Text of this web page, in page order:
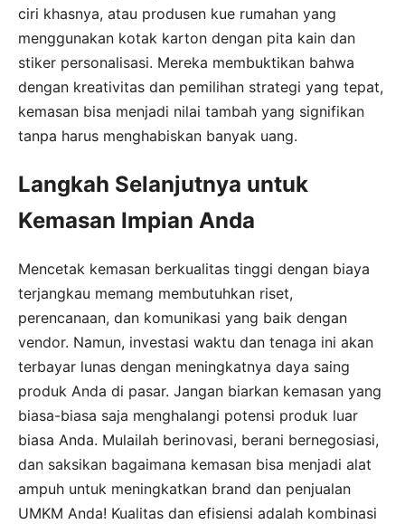
ciri khasnya, atau produsen kue rumahan yang
menggunakan kotak karton dengan pita kain dan
stiker personalisasi. Mereka membuktikan bahwa
dengan kreativitas dan pemilihan strategi yang tepat,
kemasan bisa menjadi nilai tambah yang signifikan
tanpa harus menghabiskan banyak uang.
Langkah Selanjutnya untuk
Kemasan Impian Anda
Mencetak kemasan berkualitas tinggi dengan biaya
terjangkau memang membutuhkan riset,
perencanaan, dan komunikasi yang baik dengan
vendor. Namun, investasi waktu dan tenaga ini akan
terbayar lunas dengan meningkatnya daya saing
produk Anda di pasar. Jangan biarkan kemasan yang
biasa-biasa saja menghalangi potensi produk luar
biasa Anda. Mulailah berinovasi, berani bernegosiasi,
dan saksikan bagaimana kemasan bisa menjadi alat
ampuh untuk meningkatkan brand dan penjualan
UMKM Anda! Kualitas dan efisiensi adalah kombinasi